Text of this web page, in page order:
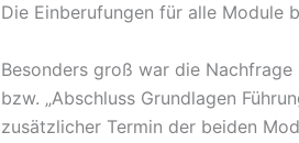
Die Einberufungen für alle Module
Besonders groß war die Nachfrage
bzw. „Abschluss Grundlagen
zusätzlicher Termin der beiden